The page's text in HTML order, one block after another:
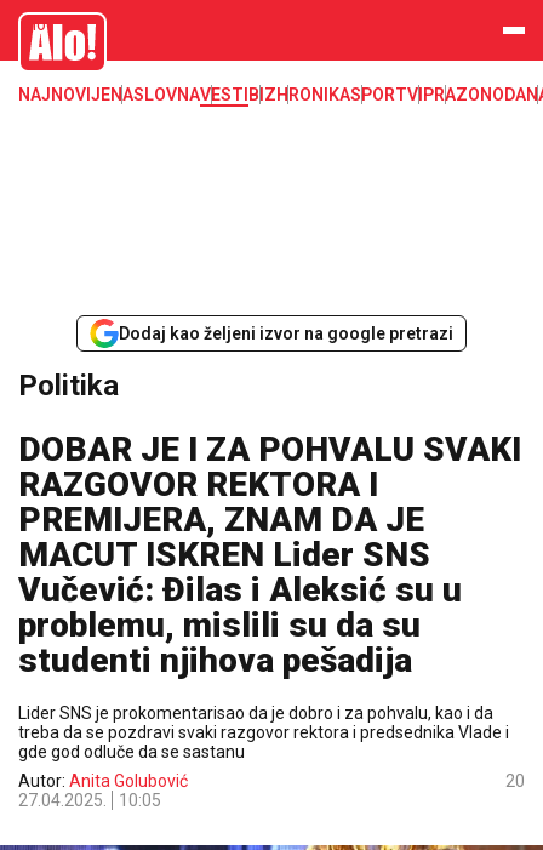
Alo
NAJNOVIJENASLOVNAVESTI BIZHRONIKASPORTVIPRAZONODA
Dodaj kao željeni izvor na google pretrazi
Politika
DOBAR JE I ZA POHVALU SVAKI
RAZGOVOR REKTORA I
PREMIJERA, ZNAM DA JE
MACUT ISKREN Lider SNS
Vučević: Đilas i Aleksić su u
problemu, mislili su da su
studenti njihova pešadija
Lider SNS je prokomentarisao da je dobro i za pohvalu, kao i da
treba da se pozdravi svaki razgovor rektora i predsednika Vlade i
gde god odluče da se sastanu
Autor: Anita Golubović
27.04.2025.
10:05
20